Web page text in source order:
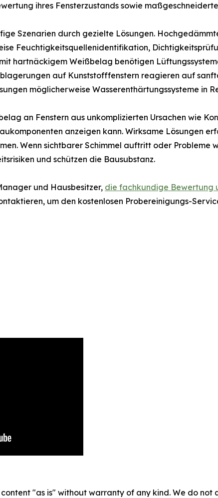
ihres Fensterzustands sowie
Szenarien durch gezielte Lösungen.
Feuchtigkeitsquellenidentifikation,
hartnäckigem Weißbelag benötigen
auf Kunststofffenstern reagieren auf
möglicherweise Wasserenthärtungssysteme in
an Fenstern aus unkomplizierten Ursachen wie
anzeigen kann. Wirksame Lösungen
Wenn sichtbarer Schimmel auftritt oder Probleme
und schützen die Bausubstanz.
und Hausbesitzer, die fachkundige Bewertung
um den kostenlosen Probereinigungs-
content "as is" without warranty of any kind. We do